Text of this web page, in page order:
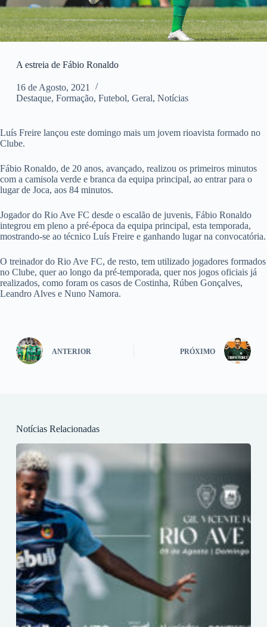
A estreia de Fábio Ronaldo
16 de Agosto, 2021
Destaque, Formação, Futebol, Geral, Notícias
Luís Freire lançou este domingo mais um jovem rioavista formado no
Clube.
Fábio Ronaldo, de 20 anos, avançado, realizou os primeiros minutos
com a camisola verde e branca da equipa principal, ao entrar para o
lugar de Joca, aos 84 minutos.
Jogador do Rio Ave FC desde o escalão de juvenis, Fábio Ronaldo
integrou em pleno a pré-época da equipa principal, esta temporada,
mostrando-se ao técnico Luís Freire e ganhando lugar na convocatória.
O treinador do Rio Ave FC, de resto, tem utilizado jogadores formados
no Clube, quer ao longo da pré-temporada, quer nos jogos oficiais já
realizados, como foram os casos de Costinha, Rúben Gonçalves,
Leandro Alves e Nuno Namora.
ANTERIOR PRÓXIMO
Notícias Relacionadas